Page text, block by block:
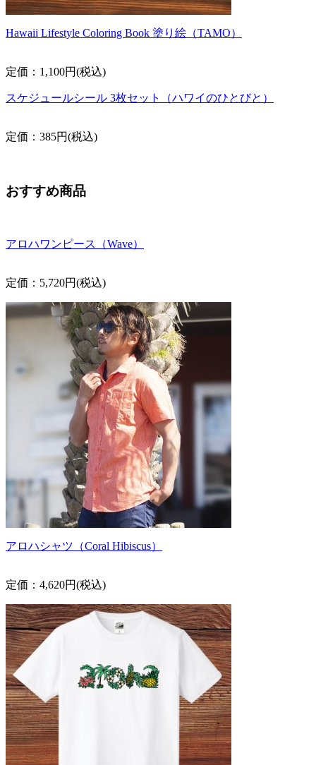
Hawaii Lifestyle Coloring Book 塗り絵（TAMO）
定価：1,100円(税込)
スケジュールシール 3枚セット（ハワイのひとびと）
定価：385円(税込)
おすすめ商品
アロハワンピース（Wave）
定価：5,720円(税込)
アロハシャツ（Coral Hibiscus）
定価：4,620円(税込)